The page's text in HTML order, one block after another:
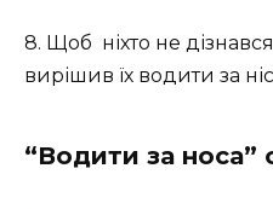
8. Щоб ніхто не
вирішив їх водити за
“Водити за носа”